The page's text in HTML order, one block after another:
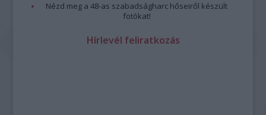
Nézd meg a 48-as szabadságharc hőseiről készült
fotókat!
Hírlevél feliratkozás